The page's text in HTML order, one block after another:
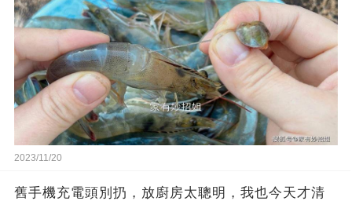
2023/11/20
舊手機充電頭別扔，放廚房太聰明，我也今天才清